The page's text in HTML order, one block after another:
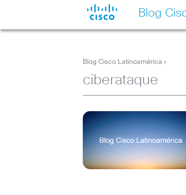
Blog
Blog Cisco Latinoamérica >
ciberataque